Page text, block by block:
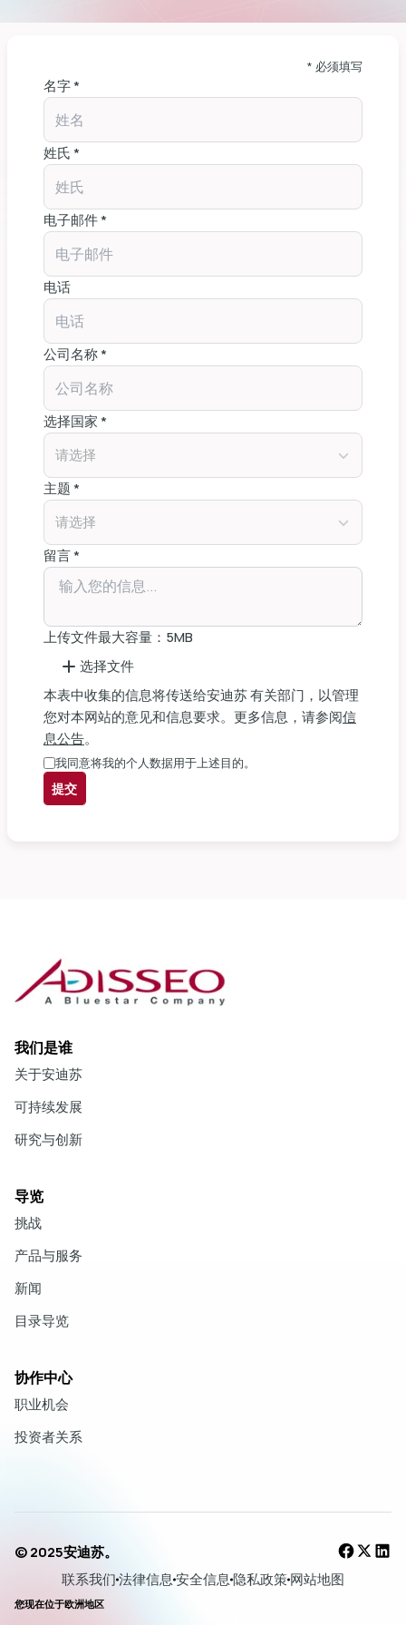
* 必须填写
名字 *
姓氏 *
电子邮件 *
电话
公司名称 *
选择国家 *
请选择
主题 *
请选择
留言 *
上传文件最大容量：5MB
选择文件
本表中收集的信息将传送给安迪苏 有关部门，以管理
您对本网站的意见和信息要求。更多信息，请参阅信
息公告。
我同意将我的个人数据用于上述目的。
提交
我们是谁
关于安迪苏
可持续发展
研究与创新
导览
挑战
产品与服务
新闻
目录导览
协作中心
职业机会
投资者关系
© 2025安迪苏。
联系我们法律信息安全信息隐私政策网站地图
您现在位于欧洲地区